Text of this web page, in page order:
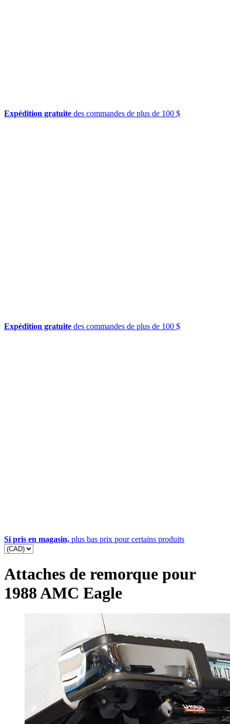
Expédition gratuite des commandes de plus de 100 $
Expédition gratuite des commandes de plus de 100 $
Si pris en magasin, plus bas prix pour certains produits
Attaches de remorque pour
1988 AMC Eagle